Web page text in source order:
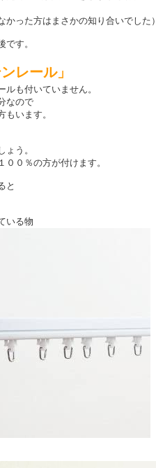
かった方はまさかの知り合いでした）
す。
レール」
も付いていません。
なので
います。
ょう。
０％の方が付けます。
と
いる物